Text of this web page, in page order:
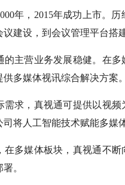
年，2015年成功上市。
建设，到会议管理平台搭
的主营业务发展稳健。在
多媒体视讯综合解决方案。
需求，真视通可提供以视
将人工智能技术赋能多媒
在多媒体板块，真视通不
。